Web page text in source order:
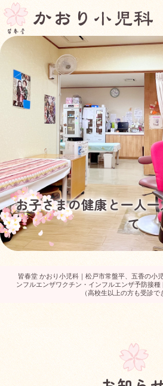
お子さまの健康と一人
て
皆春堂 かおり小児科｜松戸市常盤平、五香の小
ンフルエンザワクチン・インフルエンザ予防接
（高校生以上の方も受診で